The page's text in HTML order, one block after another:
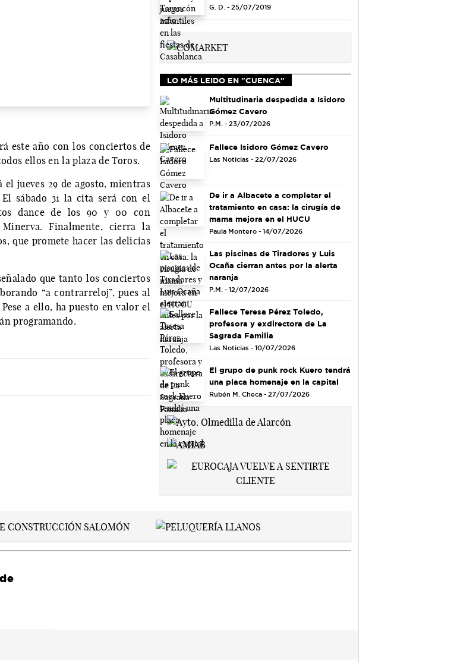
este año con los conciertos de
ellos en la plaza de Toros.
jueves 29 de agosto, mientras
sábado 31 la cita será con el
dance de los 90 y 00 con
Finalmente, cierra la
que promete hacer las delicias
que tanto los conciertos
“a contrarreloj”, pues al
a ello, ha puesto en valor el
programando.
G. D. - 25/07/2019
LO MÁS LEIDO EN "CUENCA"
Multitudinaria despedida a Isidoro
Gómez Cavero
P.M. - 23/07/2026
Fallece Isidoro Gómez Cavero
Las Noticias - 22/07/2026
De ir a Albacete a completar el
tratamiento en casa: la cirugía de
mama mejora en el HUCU
Paula Montero - 14/07/2026
Las piscinas de Tiradores y Luis
Ocaña cierran antes por la alerta
naranja
P.M. - 12/07/2026
Fallece Teresa Pérez Toledo,
profesora y exdirectora de La
Sagrada Familia
Las Noticias - 10/07/2026
El grupo de punk rock Kuero tendrá
una placa homenaje en la capital
Rubén M. Checa - 27/07/2026